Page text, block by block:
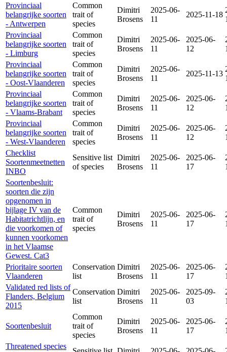
Provinciaal
belangrijke soorten
- Antwerpen
Common
trait of
species
Dimitri
Brosens
2025-06-
11
2025-11-18
Provinciaal
belangrijke soorten
- Limburg
Common
trait of
species
Dimitri
Brosens
2025-06-
11
2025-06-
12
Provinciaal
belangrijke soorten
- Oost-Vlaanderen
Common
trait of
species
Dimitri
Brosens
2025-06-
11
2025-11-13
Provinciaal
belangrijke soorten
- Vlaams-Brabant
Common
trait of
species
Dimitri
Brosens
2025-06-
11
2025-06-
12
Provinciaal
belangrijke soorten
- West-Vlaanderen
Common
trait of
species
Dimitri
Brosens
2025-06-
11
2025-06-
12
Checklist
Soortenmeetnetten
INBO
Sensitive list
of species
Dimitri
Brosens
2025-06-
11
2025-06-
17
Soortenbesluit:
soorten die zijn
opgenomen in
bijlage IV van de
Habitatrichtlijn, en
die voorkomen of
kunnen voorkomen
in het Vlaamse
Gewest. Cat3
Common
trait of
species
Dimitri
Brosens
2025-06-
11
2025-06-
17
Prioritaire soorten
Vlaanderen
Conservation
list
Dimitri
Brosens
2025-06-
11
2025-06-
17
Validated red lists of
Flanders, Belgium
2015
Conservation
list
Dimitri
Brosens
2025-06-
11
2025-09-
03
Soortenbesluit
Common
trait of
species
Dimitri
Brosens
2025-06-
11
2025-06-
17
Threatened species